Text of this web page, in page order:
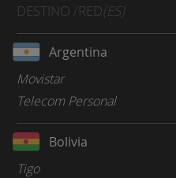
DESTINO /RED(ES)
Argentina
Movistar
Telecom Personal
Bolivia
Tigo